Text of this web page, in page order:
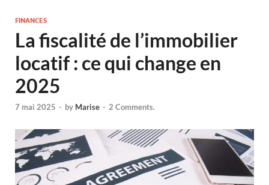
FINANCES
La fiscalité de l’immobilier
locatif : ce qui change en
2025
7 mai 2025 - by Marise - 2 Comments.